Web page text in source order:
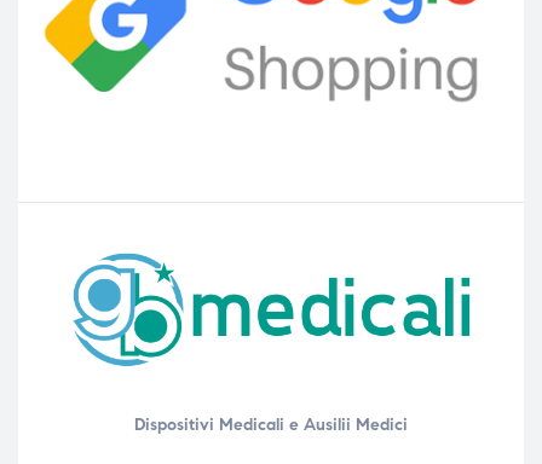
Dispositivi Medicali e Ausilii Medici